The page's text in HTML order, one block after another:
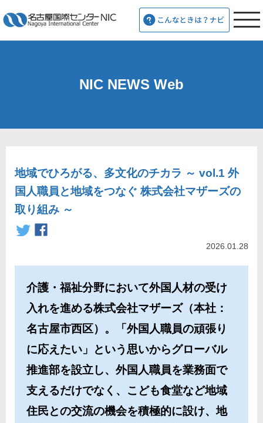
NIC NEWS Web
地域でひろがる、多文化のチカラ ～ vol.1 外
国人職員と地域をつなぐ 株式会社マザーズの
取り組み ～
2026.01.28
介護・福祉分野において外国人材の受け
入れを進める株式会社マザーズ（本社：
名古屋市西区）。「外国人職員の頑張り
に応えたい」という思いからグローバル
推進部を設立し、外国人職員を業務面で
支えるだけでなく、こども食堂など地域
住民との交流の機会を積極的に設け、地